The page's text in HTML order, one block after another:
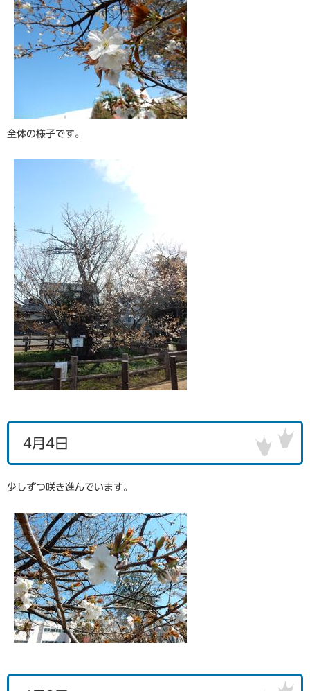
全体の様子です。
4月4日
少しずつ咲き進んでいます。